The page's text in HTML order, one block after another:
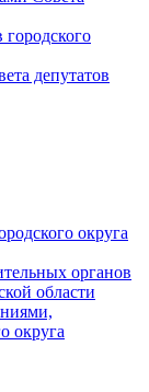
городского
депутатов
округа
органов
области
округа